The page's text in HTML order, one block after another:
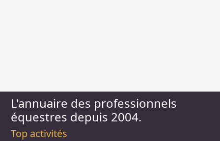
L'annuaire des professionnels
équestres depuis 2004.
Top activités